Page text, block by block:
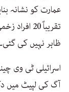
عمارت کو نشانہ
تقریباً
ظاہر نہیں کی
اسرائیلی ٹی وی
آگ کی لپیٹ میں